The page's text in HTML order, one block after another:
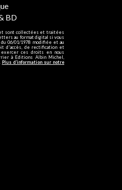
BD
sont collectées et traitées
au format digital si vous
06/01/1978 modifiée et au
d'accès, de rectification et
exercer ces droits en nous
à Editions Albin Michel,
Plus d’information sur notre